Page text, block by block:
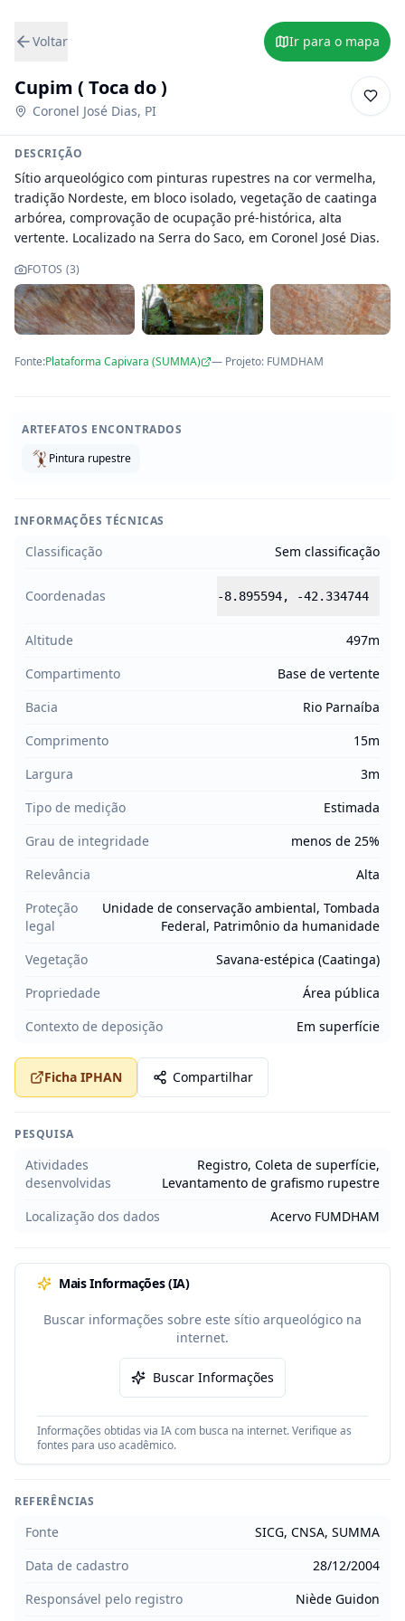
Voltar Ir para o mapa
Cupim ( Toca do )
Coronel José Dias, PI
DESCRIÇÃO
Sítio arqueológico com pinturas rupestres na cor vermelha,
tradição Nordeste, em bloco isolado, vegetação de caatinga
arbórea, comprovação de ocupação pré-histórica, alta
vertente. Localizado na Serra do Saco, em Coronel José Dias.
FOTOS (3)
Fonte:Plataforma Capivara (SUMMA) — Projeto: FUMDHAM
ARTEFATOS ENCONTRADOS
Pintura rupestre
INFORMAÇÕES TÉCNICAS
Classificação Sem classificação
Coordenadas -8.895594, -42.334744
Altitude
497m
Compartimento
Base de vertente
Bacia
Rio Parnaíba
Comprimento
15m
Largura
3m
Tipo de medição
Estimada
Grau de integridade
menos de 25%
Relevância
Alta
Proteção
legal
Unidade de conservação ambiental, Tombada
Federal, Patrimônio da humanidade
Vegetação
Savana-estépica (Caatinga)
Propriedade
Área pública
Contexto de deposição
Em superfície
Ficha IPHAN Compartilhar
PESQUISA
Atividades
desenvolvidas
Registro, Coleta de superfície,
Levantamento de grafismo rupestre
Localização dos dados
Acervo FUMDHAM
Mais Informações (IA)
Buscar informações sobre este sítio arqueológico na
internet.
Buscar Informações
Informações obtidas via IA com busca na internet. Verifique as
fontes para uso acadêmico.
REFERÊNCIAS
Fonte
SICG, CNSA, SUMMA
Data de cadastro
28/12/2004
Responsável pelo registro
Niède Guidon